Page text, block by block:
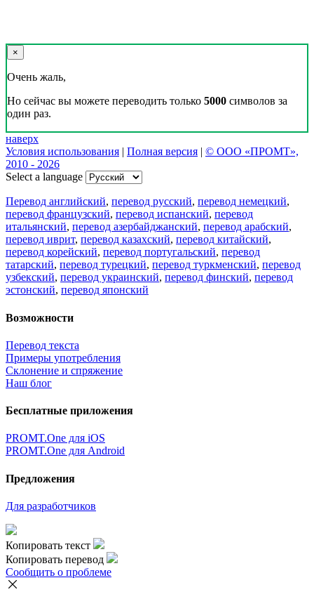
×
Очень жаль,
Но сейчас вы можете переводить только 5000 символов за
один раз.
наверх
Условия использования | Полная версия | © ООО «ПРОМТ»,
2010 - 2026
Select a language
Перевод английский, перевод русский, перевод немецкий,
перевод французский, перевод испанский, перевод
итальянский, перевод азербайджанский, перевод арабский,
перевод иврит, перевод казахский, перевод китайский,
перевод корейский, перевод португальский, перевод
татарский, перевод турецкий, перевод туркменский, перевод
узбекский, перевод украинский, перевод финский, перевод
эстонский, перевод японский
Возможности
Перевод текста
Примеры употребления
Склонение и спряжение
Наш блог
Бесплатные приложения
PROMT.One для iOS
PROMT.One для Android
Предложения
Для разработчиков
Копировать текст
Копировать перевод
Сообщить о проблеме